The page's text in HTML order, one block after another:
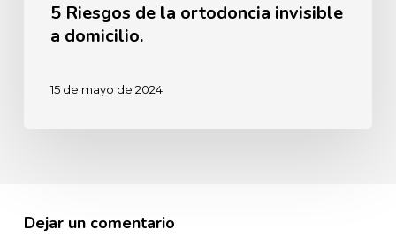
5 Riesgos de la ortodoncia invisible
a domicilio.
15 de mayo de 2024
Dejar un comentario